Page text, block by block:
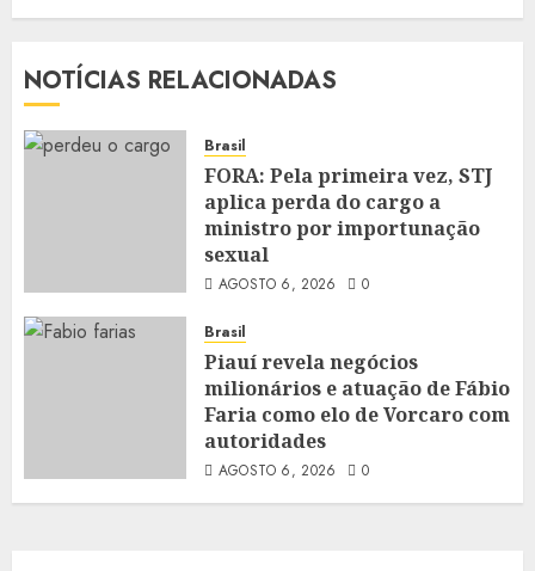
NOTÍCIAS RELACIONADAS
Brasil
FORA: Pela primeira vez, STJ
aplica perda do cargo a
ministro por importunação
sexual
AGOSTO 6, 2026 0
Brasil
Piauí revela negócios
milionários e atuação de Fábio
Faria como elo de Vorcaro com
autoridades
AGOSTO 6, 2026 0